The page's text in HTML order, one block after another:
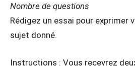
Nombre de questions
Rédigez un essai pour exprimer
sujet donné.
Instructions : Vous recevrez